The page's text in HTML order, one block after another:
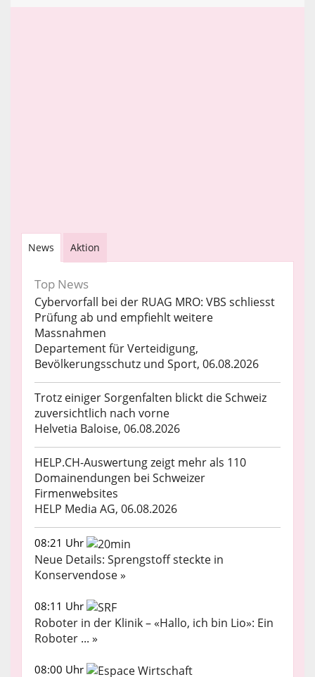
News Aktion
Top News
Cybervorfall bei der RUAG MRO: VBS schliesst
Prüfung ab und empfiehlt weitere
Massnahmen
Departement für Verteidigung,
Bevölkerungsschutz und Sport, 06.08.2026
Trotz einiger Sorgenfalten blickt die Schweiz
zuversichtlich nach vorne
Helvetia Baloise, 06.08.2026
HELP.CH-Auswertung zeigt mehr als 110
Domainendungen bei Schweizer
Firmenwebsites
HELP Media AG, 06.08.2026
08:21 Uhr
Neue Details: Sprengstoff steckte in
Konservendose »
08:11 Uhr
Roboter in der Klinik – «Hallo, ich bin Lio»: Ein
Roboter ... »
08:00 Uhr